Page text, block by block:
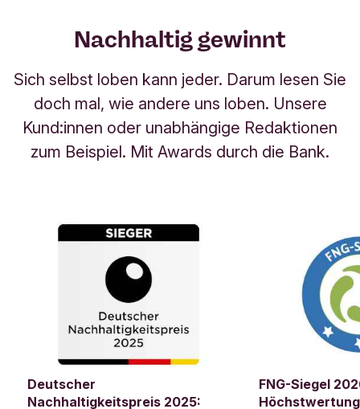
Finanzielle Verlusttragfähigkeit
Der Anleger kann
Nachhaltig gewinnt
Sich selbst loben kann jeder. Darum lesen Sie
doch mal, wie andere uns loben. Unsere
Kund:innen oder unabhängige Redaktionen
zum Beispiel. Mit Awards durch die Bank.
Z
i
g
e
d
i
e
I
f
Deutscher
Nachhaltigkeitspreis 2025:
FNG-Siegel